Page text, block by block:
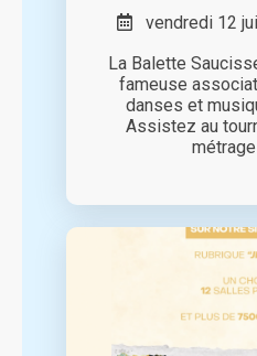
vendredi 12
La Balette
fameuse
danses et
Assistez au
métrage